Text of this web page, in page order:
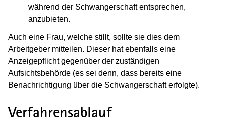
während der Schwan­gerschaft entsprechen,
anzubieten.
Auch eine Frau, welche stillt, sollte sie dies dem
Arbeitgeber mitteilen. Dieser hat ebenfalls eine
Anzeigepflicht gegenüber der zuständigen
Aufsichtsbehörde (es sei denn, dass bereits eine
Benachrichtigung über die Schwangerschaft erfolgte).
Verfahrensablauf